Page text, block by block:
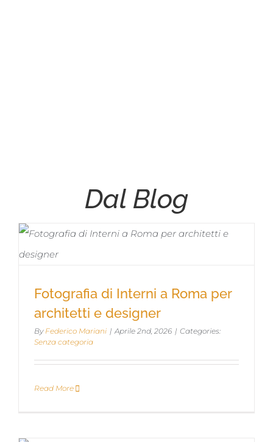
Dal Blog
Fotografia di Interni a Roma per
architetti e designer
Fotografia di Interni a Roma per
architetti e designer
By Federico Mariani | Aprile 2nd, 2026 | Categories:
Senza categoria
Read More